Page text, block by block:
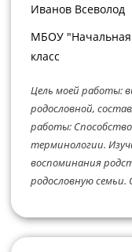
Иванов Всеволод
МБОУ "Начальная
класс
Цель моей работы:
родословной,
работы:
терминологии.
воспоминания
родословную